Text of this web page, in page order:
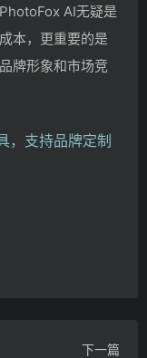
AI无疑是
本，更重要的是
牌形象和市场竞
下一篇